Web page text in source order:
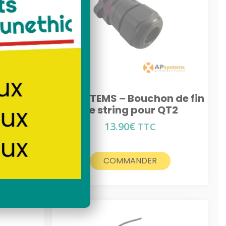
de fin
APSYSTEMS – Bouchon de fin
de string pour QT2
13.90€ TTC
COMMANDER